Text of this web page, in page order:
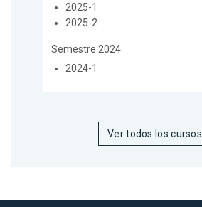
2025-1
2025-2
Semestre 2024
2024-1
Ver todos los cursos